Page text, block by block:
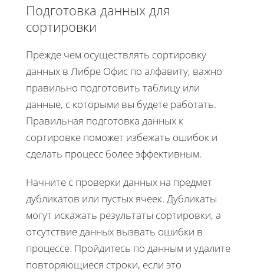
Подготовка данных для
сортировки
Прежде чем осуществлять сортировку
данных в Либре Офис по алфавиту, важно
правильно подготовить таблицу или
данные, с которыми вы будете работать.
Правильная подготовка данных к
сортировке поможет избежать ошибок и
сделать процесс более эффективным.
Начните с проверки данных на предмет
дубликатов или пустых ячеек. Дубликаты
могут искажать результаты сортировки, а
отсутствие данных вызвать ошибки в
процессе. Пройдитесь по данным и удалите
повторяющиеся строки, если это